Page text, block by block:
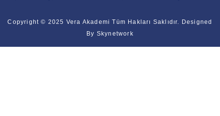
Copyright © 2025 Vera Akademi Tüm Hakları Saklıdır. Designed
By Skynetwork